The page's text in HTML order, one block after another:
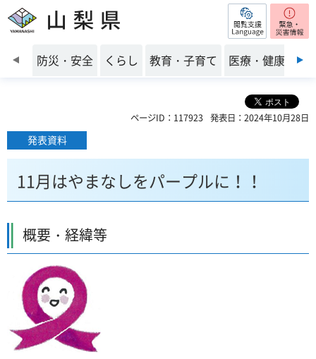
山梨県 閲覧支援
前のスライドを表示
防災・安全 くらし 教育・子育て 医療・健康・福
ページID：117923 発表日：2024年10月28日
発表資料
11月はやまなしをパープルに！！
概要・経緯等